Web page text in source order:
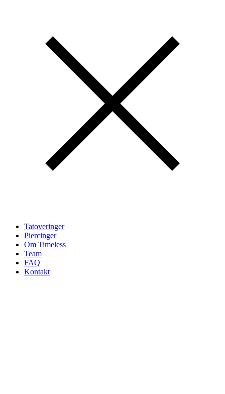
Tatoveringer
Piercinger
Om Timeless
Team
FAQ
Kontakt